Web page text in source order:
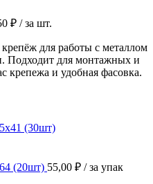
₽ / за шт.
для работы с металлом
Подходит для монтажных и
крепежа и удобная фасовка.
(20шт) 55,00 ₽ / за упак